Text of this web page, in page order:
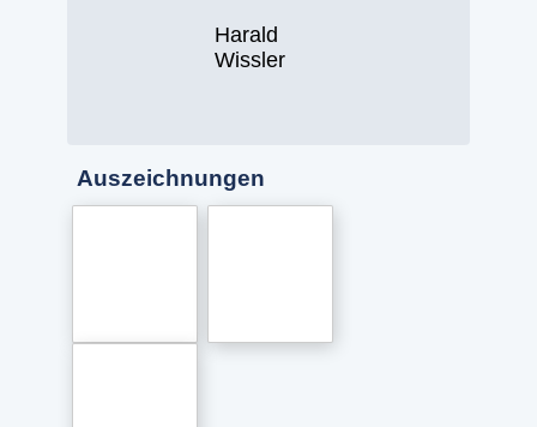
Harald
Wissler
Auszeichnungen